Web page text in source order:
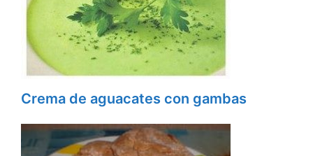
Crema de aguacates con gambas